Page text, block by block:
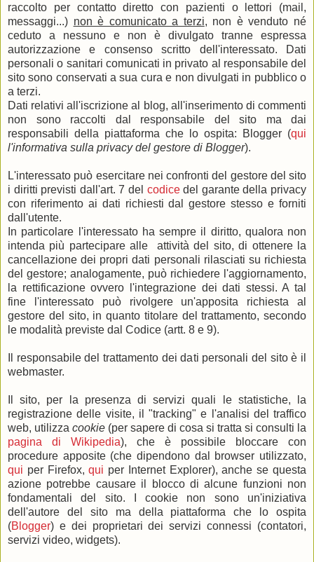
raccolto per contatto diretto con pazienti o lettori (mail,
messaggi...) non è comunicato a terzi, non è venduto né
ceduto a nessuno e non è divulgato tranne espressa
autorizzazione e consenso scritto dell'interessato. Dati
personali o sanitari comunicati in privato al responsabile del
sito sono conservati a sua cura e non divulgati in pubblico o
a terzi.
Dati relativi all'iscrizione al blog, all'inserimento di commenti
non sono raccolti dal responsabile del sito ma dai
responsabili della piattaforma che lo ospita: Blogger (qui
l'informativa sulla privacy del gestore di Blogger).
L'interessato può esercitare nei confronti del gestore del sito
i diritti previsti dall'art. 7 del codicedel garante della privacy
con riferimento ai dati richiesti dal gestore stesso e forniti
dall'utente.
In particolare l'interessato ha sempre il diritto, qualora non
intenda più partecipare alle attività del sito, di ottenere la
cancellazione dei propri dati personali rilasciati su richiesta
del gestore; analogamente, può richiedere l'aggiornamento,
la rettificazione ovvero l'integrazione dei dati stessi. A tal
fine l'interessato può rivolgere un'apposita richiesta al
gestore del sito, in quanto titolare del trattamento, secondo
le modalità previste dal Codice (artt. 8 e 9).
Il responsabile del trattamento dei dati personali del sito è il
webmaster.
Il sito, per la presenza di servizi quali le statistiche, la
registrazione delle visite, il "tracking" e l'analisi del traffico
web, utilizza cookie (per sapere di cosa si tratta si consulti la
pagina di Wikipedia), che è possibile bloccare con
procedure apposite (che dipendono dal browser utilizzato,
qui per Firefox,qui per Internet Explorer), anche se questa
azione potrebbe causare il blocco di alcune funzioni non
fondamentali del sito. I cookie non sono un'iniziativa
dell'autore del sito ma della piattaforma che lo ospita
(Blogger) e dei proprietari dei servizi connessi (contatori,
servizi video, widgets).